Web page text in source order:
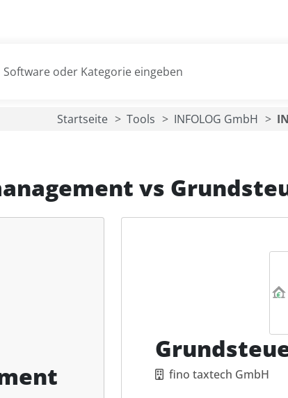
Startseite Tools INFOLOG GmbH
vs
fino taxtech GmbH